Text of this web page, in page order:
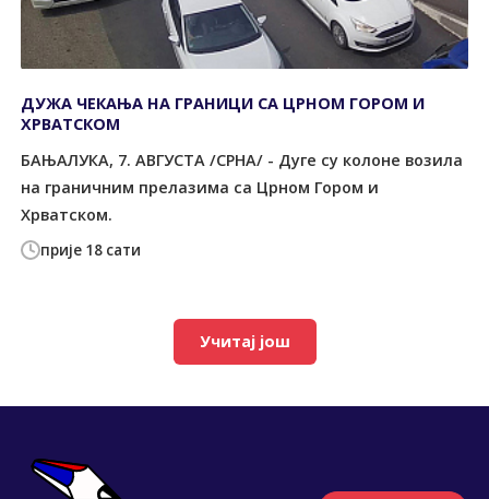
прије 18 сати
ДУЖА ЧЕКАЊА НА ГРАНИЦИ СА ЦРНОМ ГОРОМ И
ХРВАТСКОМ
БАЊАЛУКА, 7. АВГУСТА /СРНА/ - Дуге су колоне возила
на граничним прелазима са Црном Гором и
Хрватском.
Учитај још